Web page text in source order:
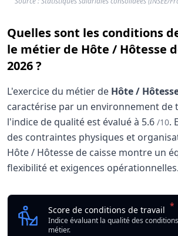
Quelles sont les conditions
le métier de Hôte / Hôtesse
2026 ?
L'exercice du métier de Hôte /
caractérise par un environnement de
l'indice de qualité est évalué à 5.6 /10.
des contraintes physiques et
Hôte / Hôtesse de caisse montre un
flexibilité et exigences opérationnelles.
Analyse des conditions de
Indicateur
Qualité globale de l'environnement
Score de conditions de travail *
Indice évaluant la qualité des
métier.